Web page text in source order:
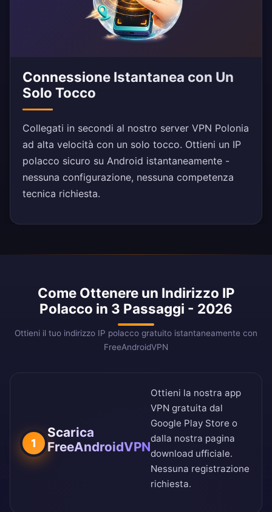
Connessione Istantanea con Un
Solo Tocco
Collegati in secondi al nostro server VPN Polonia
ad alta velocità con un solo tocco. Ottieni un IP
polacco sicuro su Android istantaneamente -
nessuna configurazione, nessuna competenza
tecnica richiesta.
Come Ottenere un Indirizzo IP
Polacco in 3 Passaggi - 2026
Ottieni il tuo indirizzo IP polacco gratuito istantaneamente con
FreeAndroidVPN
1
Scarica
FreeAndroidVPN
Ottieni la nostra app
VPN gratuita dal
Google Play Store o
dalla nostra pagina
download ufficiale.
Nessuna registrazione
richiesta.